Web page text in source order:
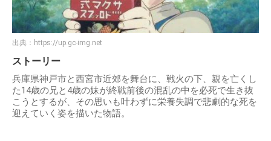
出典： https://up.gc-img.net
ストーリー
兵庫県神戸市と西宮市近郊を舞台に、戦火の下、親を亡くし
た14歳の兄と4歳の妹が終戦前後の混乱の中を必死で生き抜
こうとするが、その思いも叶わずに栄養失調で悲劇的な死を
迎えていく姿を描いた物語。